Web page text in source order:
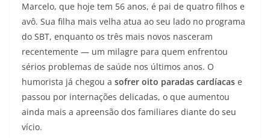
Marcelo, que hoje tem 56 anos, é pai de quatro filhos e
avô. Sua filha mais velha atua ao seu lado no programa
do SBT, enquanto os três mais novos nasceram
recentemente — um milagre para quem enfrentou
sérios problemas de saúde nos últimos anos. O
humorista já chegou a sofrer oito paradas cardíacas e
passou por internações delicadas, o que aumentou
ainda mais a apreensão dos familiares diante do seu
vício.